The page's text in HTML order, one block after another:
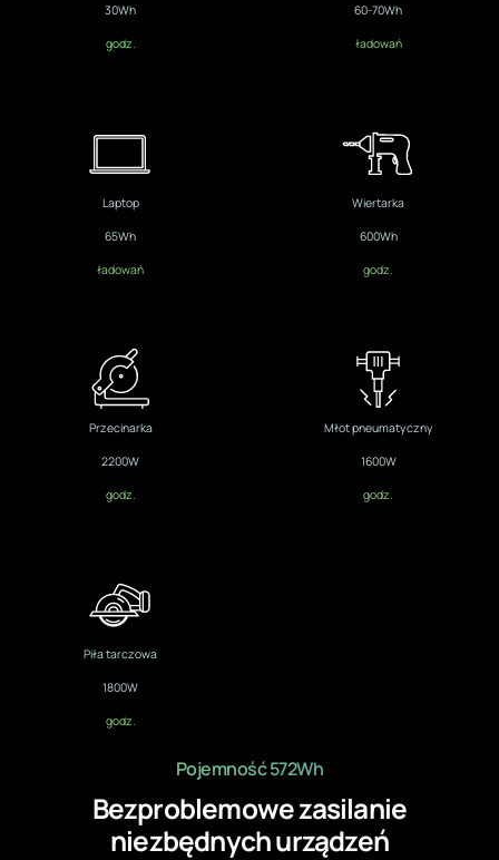
30Wh
godz.
60-70Wh
ładowań
Laptop
65Wh
ładowań
Wiertarka
600Wh
godz.
Przecinarka
2200W
godz.
Młot pneumatyczny
1600W
godz.
Piła tarczowa
1800W
godz.
Pojemność 572Wh
Bezproblemowe zasilanie
niezbędnych urządzeń